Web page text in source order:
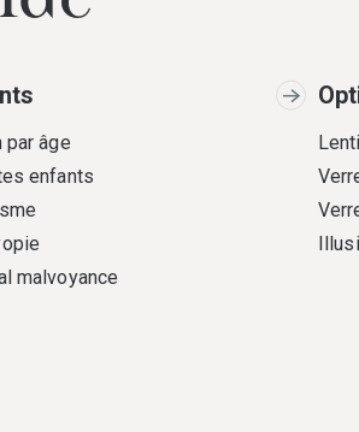
par âge
enfants
malvoyance